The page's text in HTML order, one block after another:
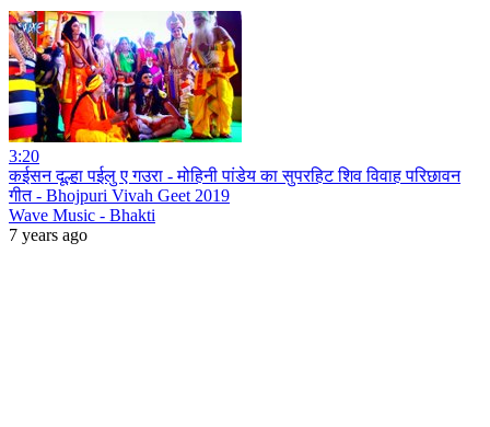
3:20
कईसन दूल्हा पईलु ए गउरा - मोहिनी पांडेय का सुपरहिट शिव विवाह परिछावन
गीत - Bhojpuri Vivah Geet 2019
Wave Music - Bhakti
7 years ago